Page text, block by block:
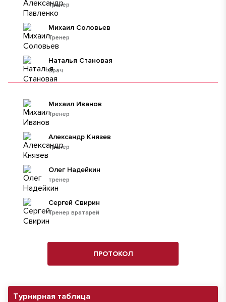
Турнирная таблица
Тренер
Тренер
Михаил Соловьев
Врач
Наталья Становая
Тренер
Михаил Иванов
Тренер
Александр Князев
тренер
Олег Надейкин
Тренер вратарей
Сергей Свирин
ПРОТОКОЛ